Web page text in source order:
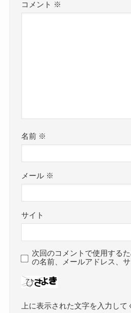
コメント ※
名前 ※
メール ※
サイト
次回のコメントで使用する
の名前、メールアドレス、サ
上に表示された文字を入力して